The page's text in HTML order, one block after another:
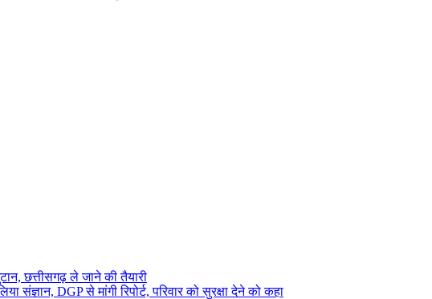
छत्तीसगढ़ ले जाने की तैयारी
संज्ञान, DGP से मांगी रिपोर्ट, परिवार को सुरक्षा देने को कहा